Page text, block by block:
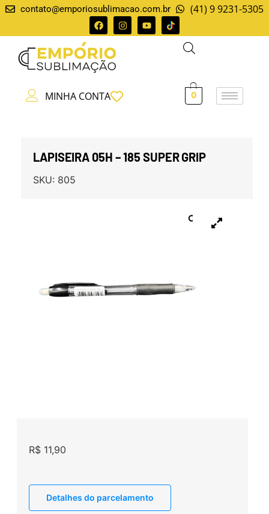
contato@emporiosublimacao.com.br (41) 9 9231-5305
MINHA CONTA 0
LAPISEIRA 05H – 185 SUPER GRIP
SKU: 805
R$11,90
Detalhes do parcelamento